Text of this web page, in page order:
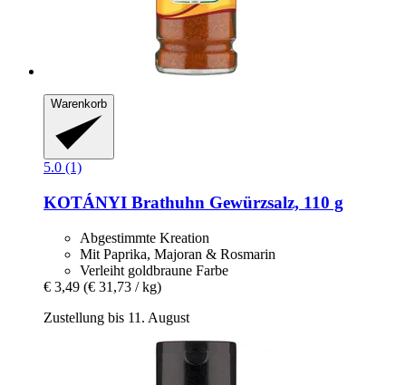
Warenkorb
5.0 (1)
KOTÁNYI Brathuhn Gewürzsalz, 110 g
Abgestimmte Kreation
Mit Paprika, Majoran & Rosmarin
Verleiht goldbraune Farbe
€ 3,49 (€ 31,73 / kg)
Zustellung bis 11. August